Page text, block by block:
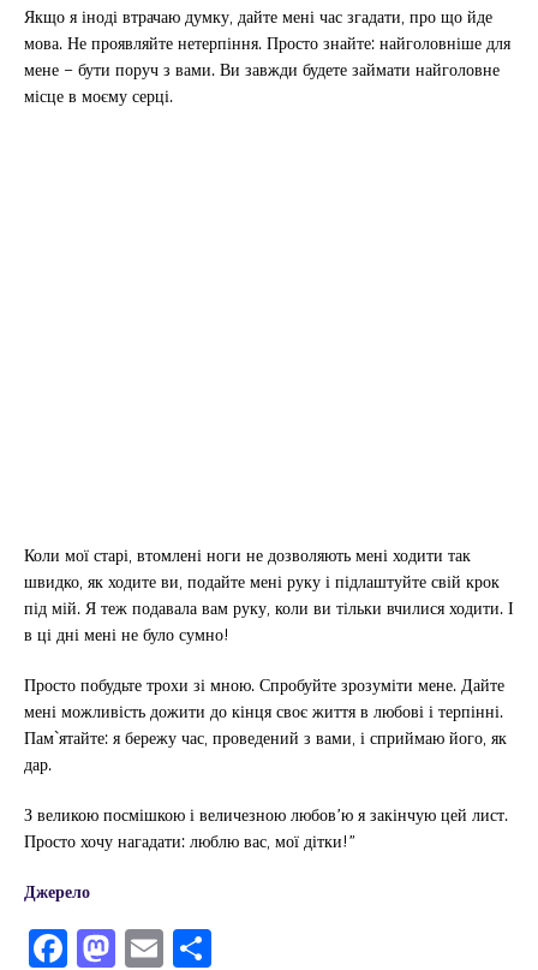
Якщо я іноді втрачаю думку, дайте мені час згадати, про що йде
мова. Не проявляйте нетерпіння. Просто знайте: найголовніше для
мене – бути поруч з вами. Ви завжди будете займати найголовне
місце в моєму серці.
Коли мої старі, втомлені ноги не дозволяють мені ходити так
швидко, як ходите ви, подайте мені руку і підлаштуйте свій крок
під мій. Я теж подавала вам руку, коли ви тільки вчилися ходити. І
в ці дні мені не було сумно!
Просто побудьте трохи зі мною. Спробуйте зрозуміти мене. Дайте
мені можливість дожити до кінця своє життя в любові і терпінні.
Пам`ятайте: я бережу час, проведений з вами, і сприймаю його, як
дар.
З великою посмішкою і величезною любов’ю я закінчую цей лист.
Просто хочу нагадати: люблю вас, мої дітки!”
Джерело
F M E